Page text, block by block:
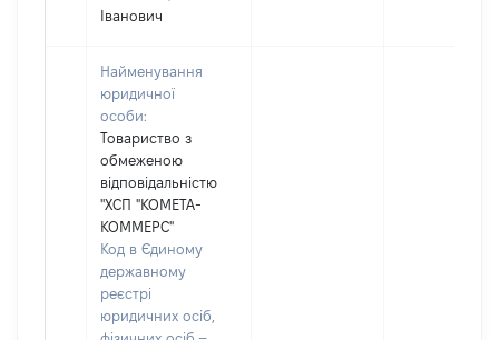
Іванович
Найменування
юридичної
особи:
Товариство з
обмеженою
відповідальністю
"ХСП "КОМЕТА-
КОММЕРС"
Код в Єдиному
державному
реєстрі
юридичних осіб,